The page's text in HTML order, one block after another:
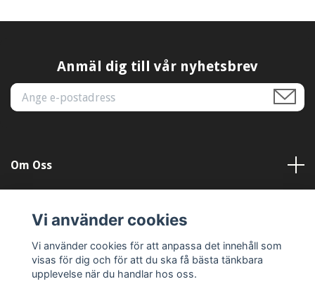
Anmäl dig till vår nyhetsbrev
Om Oss
Läs mer
Vi använder cookies
Vi använder cookies för att anpassa det innehåll som
visas för dig och för att du ska få bästa tänkbara
upplevelse när du handlar hos oss.